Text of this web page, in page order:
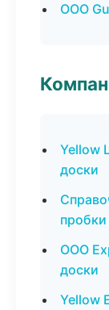
ООО
Yellow
доски
пробки
ООО
доски
Yellow